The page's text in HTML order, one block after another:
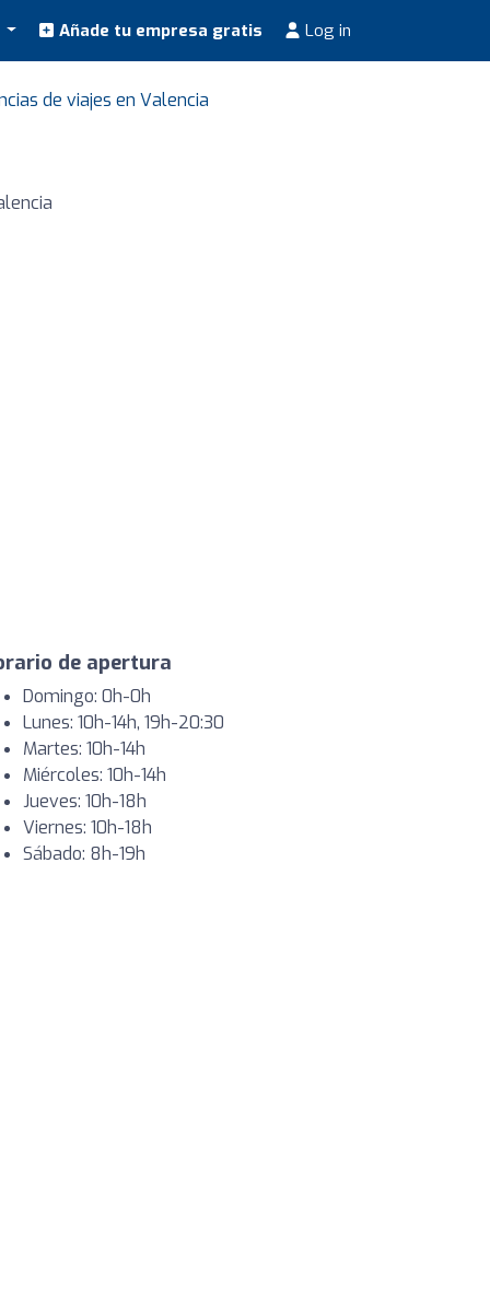
Añade tu empresa gratis Log in
de viajes en Valencia
de apertura
Domingo: 0h-0h
Lunes: 10h-14h, 19h-20:30
Martes: 10h-14h
Miércoles: 10h-14h
Jueves: 10h-18h
Viernes: 10h-18h
Sábado: 8h-19h